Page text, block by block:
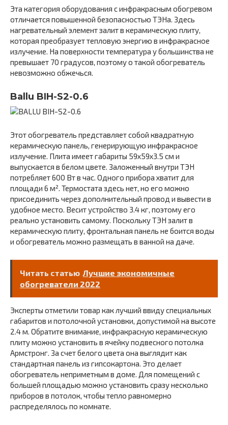
Эта категория оборудования с инфракрасным обогревом
отличается повышенной безопасностью ТЭНа. Здесь
нагревательный элемент залит в керамическую плиту,
которая преобразует тепловую энергию в инфракрасное
излучение. На поверхности температура у большинства не
превышает 70 градусов, поэтому о такой обогреватель
невозможно обжечься.
Ballu BIH-S2-0.6
Этот обогреватель представляет собой квадратную
керамическую панель, генерирующую инфракрасное
излучение. Плита имеет габариты 59х59х3.5 см и
выпускается в белом цвете. Заложенный внутри ТЭН
потребляет 600 Вт в час. Одного прибора хватит для
площади 6 м². Термостата здесь нет, но его можно
присоединить через дополнительный провод и вывести в
удобное место. Весит устройство 3.4 кг, поэтому его
реально установить самому. Поскольку ТЭН залит в
керамическую плиту, фронтальная панель не боится воды
и обогреватель можно размещать в ванной на даче.
Читать статью Лучшие экономичные
обогреватели 2022
Эксперты отметили товар как лучший ввиду специальных
габаритов и потолочной установки, допустимой на высоте
2.4 м. Обратите внимание, инфракрасную керамическую
плиту можно установить в ячейку подвесного потолка
Армстронг. За счет белого цвета она выглядит как
стандартная панель из гипсокартона. Это делает
обогреватель неприметным в доме. Для помещений с
большей площадью можно установить сразу несколько
приборов в потолок, чтобы тепло равномерно
распределялось по комнате.